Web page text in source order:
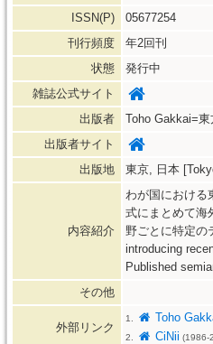
ISSN(P)
05677254
刊行頻度
年2回刊
状態
発行中
雑誌公式サイト
出版者
Toho Gakkai=東
出版者サイト
出版地
東京, 日本
内容紹介
わが国における
式にまとめて海
野ごとに特定
introducing
Published
その他
外部リンク
1. Toho
2.
CiNii (1986-